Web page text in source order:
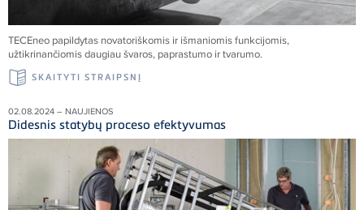
TECEneo papildytas novatoriškomis ir išmaniomis funkcijomis,
užtikrinančiomis daugiau švaros, paprastumo ir tvarumo.
SKAITYTI STRAIPSNĮ
02.08.2024 – NAUJIENOS
Didesnis statybų proceso efektyvumas